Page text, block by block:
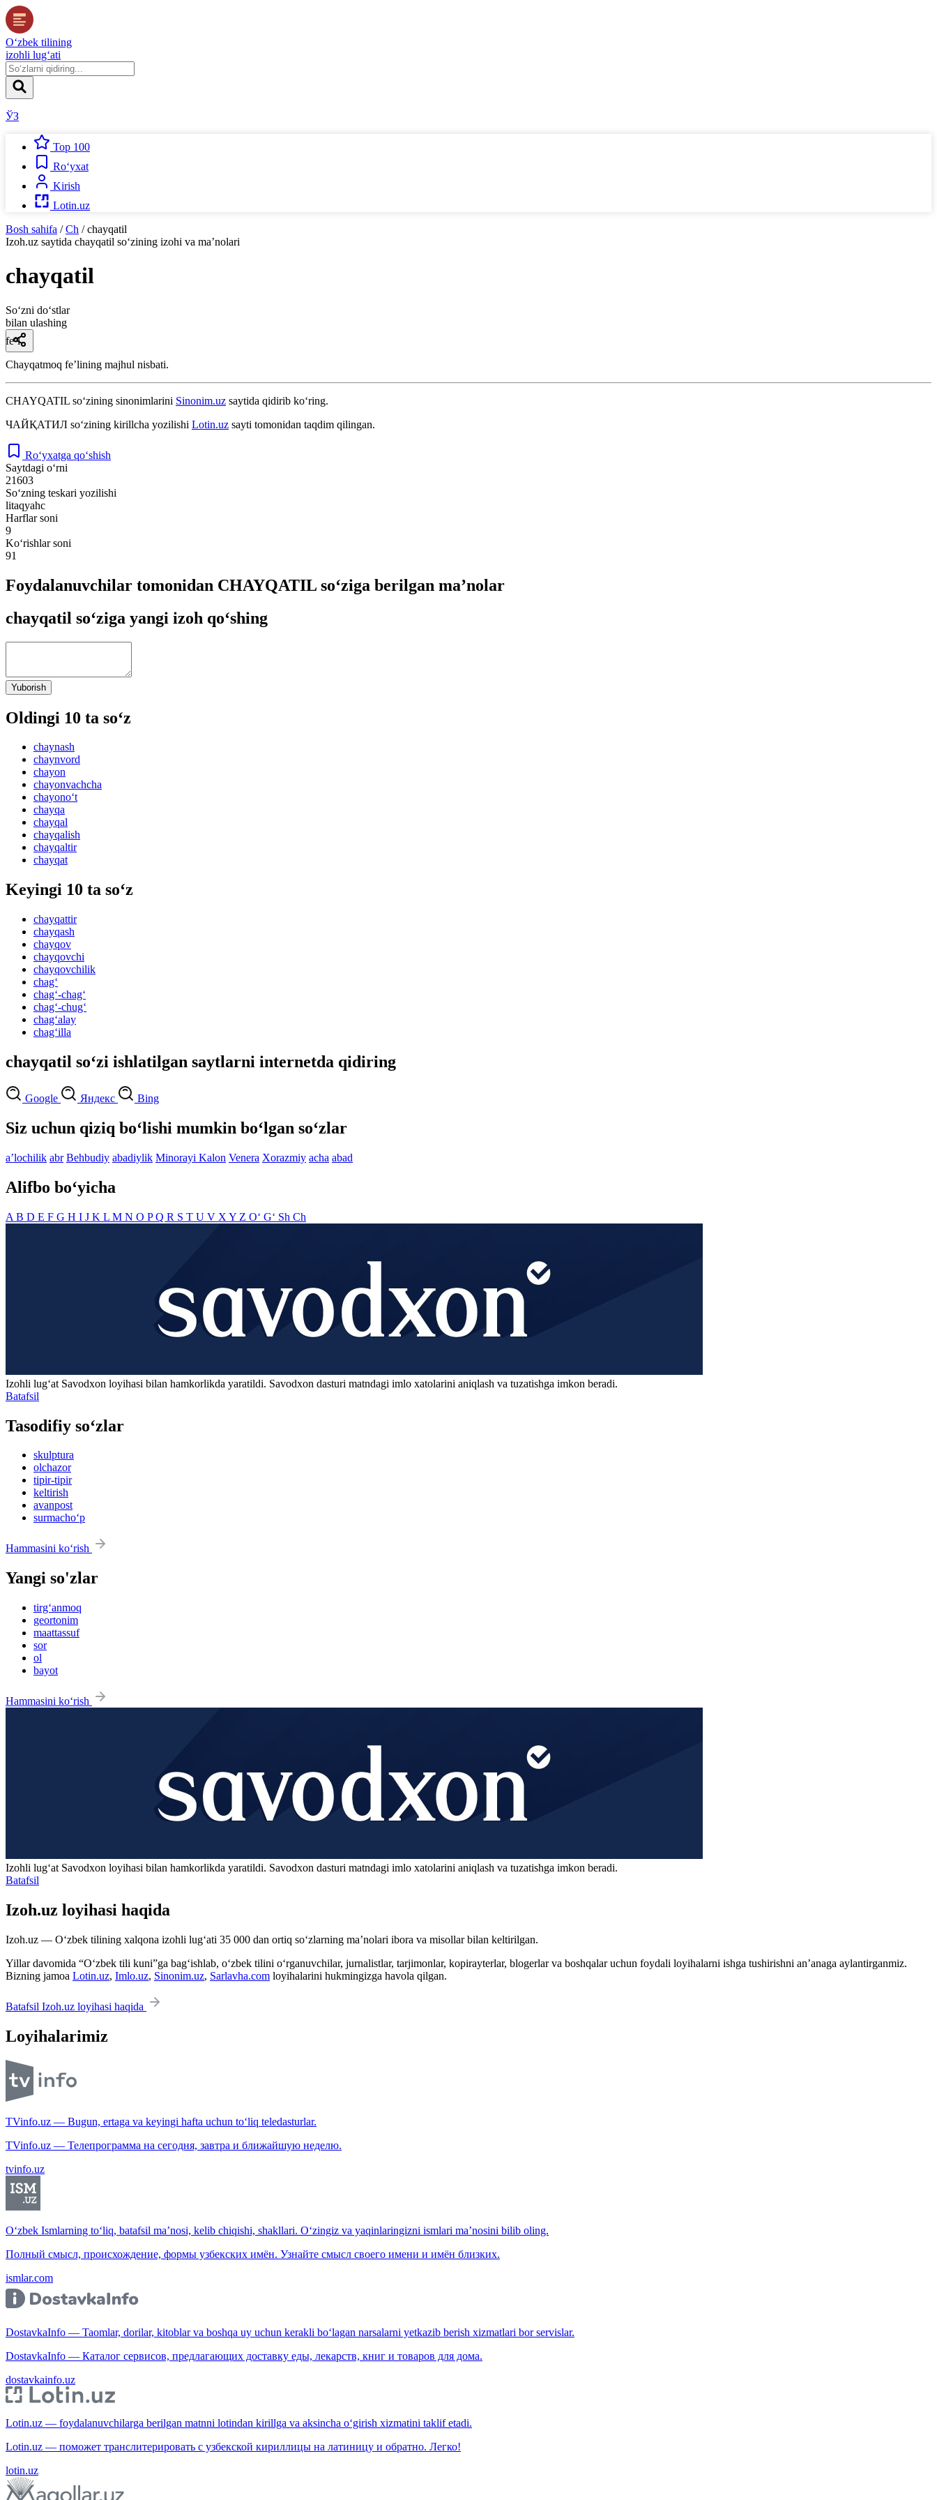
O‘zbek tilining
izohli lug‘ati
ЎЗ
Top 100
Ro‘yxat
Kirish
Lotin.uz
Bosh sahifa / Ch / chayqatil
Izoh.uz saytida chayqatil so‘zining izohi va ma’nolari
chayqatil
So‘zni do‘stlar
bilan ulashing
fe’l
Chayqatmoq feʼlining majhul nisbati.
CHAYQATIL so‘zining sinonimlarini Sinonim.uz saytida qidirib ko‘ring.
ЧАЙҚАТИЛ so‘zining kirillcha yozilishi Lotin.uz sayti tomonidan taqdim qilingan.
Ro‘yxatga qo‘shish
Saytdagi o‘rni
21603
So‘zning teskari yozilishi
litaqyahc
Harflar soni
9
Ko‘rishlar soni
91
Foydalanuvchilar tomonidan CHAYQATIL so‘ziga berilgan ma’nolar
chayqatil so‘ziga yangi izoh qo‘shing
Yuborish
Oldingi 10 ta so‘z
chaynash
chaynvord
chayon
chayonvachcha
chayono‘t
chayqa
chayqal
chayqalish
chayqaltir
chayqat
Keyingi 10 ta so‘z
chayqattir
chayqash
chayqov
chayqovchi
chayqovchilik
chag‘
chag‘-chag‘
chag‘-chug‘
chag‘alay
chag‘illa
chayqatil so‘zi ishlatilgan saytlarni internetda qidiring
Google Яндекс Bing
Siz uchun qiziq bo‘lishi mumkin bo‘lgan so‘zlar
aʼlochilik abr Behbudiy abadiylik Minorayi Kalon Venera Xorazmiy acha abad
Alifbo bo‘yicha
A B D E F G H I J K L M N O PQ R S T U V X Y Z O‘ G‘ Sh Ch
Izohli lugʻat Savodxon loyihasi bilan hamkorlikda yaratildi. Savodxon dasturi matndagi imlo xatolarini aniqlash va tuzatishga imkon beradi.
Batafsil
Tasodifiy so‘zlar
skulptura
olchazor
tipir-tipir
keltirish
avanpost
surmacho‘p
Hammasini ko‘rish
Yangi so'zlar
tirg‘anmoq
geortonim
maattassuf
sor
ol
bayot
Hammasini ko‘rish
Izohli lugʻat Savodxon loyihasi bilan hamkorlikda yaratildi. Savodxon dasturi matndagi imlo xatolarini aniqlash va tuzatishga imkon beradi.
Batafsil
Izoh.uz loyihasi haqida
Izoh.uz — O‘zbek tilining xalqona izohli lug‘ati 35 000 dan ortiq so‘zlarning ma’nolari ibora va misollar bilan keltirilgan.
Yillar davomida “O‘zbek tili kuni”ga bag‘ishlab, o‘zbek tilini o‘rganuvchilar, jurnalistlar, tarjimonlar, kopirayterlar, blogerlar va boshqalar uchun foydali loyihalarni ishga tushirishni an’anaga aylantirganmiz.
Bizning jamoa Lotin.uz, Imlo.uz, Sinonim.uz, Sarlavha.com loyihalarini hukmingizga havola qilgan.
Batafsil Izoh.uz loyihasi haqida
Loyihalarimiz
TVinfo.uz — Bugun, ertaga va keyingi hafta uchun to‘liq teledasturlar.
TVinfo.uz — Телепрограмма на сегодня, завтра и ближайшую неделю.
tvinfo.uz
O‘zbek Ismlarning to‘liq, batafsil ma’nosi, kelib chiqishi, shakllari. O‘zingiz va yaqinlaringizni ismlari ma’nosini bilib oling.
Полный смысл, происхождение, формы узбекских имён. Узнайте смысл своего имени и имён близких.
ismlar.com
DostavkaInfo — Taomlar, dorilar, kitoblar va boshqa uy uchun kerakli bo‘lagan narsalarni yetkazib berish xizmatlari bor servislar.
DostavkaInfo — Каталог сервисов, предлагающих доставку еды, лекарств, книг и товаров для дома.
dostavkainfo.uz
Lotin.uz — foydalanuvchilarga berilgan matnni lotindan kirillga va aksincha o‘girish xizmatini taklif etadi.
Lotin.uz — поможет транслитерировать с узбекской кириллицы на латиницу и обратно. Легко!
lotin.uz